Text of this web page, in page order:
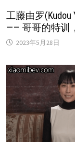
工藤由罗(Kudou
—— 哥哥的特训
2023年5月28日